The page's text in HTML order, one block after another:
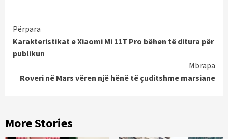
Continue
Reading
Përpara
Karakteristikat e Xiaomi Mi 11T Pro bëhen të ditura për
publikun
Mbrapa
Roveri në Mars vëren një hënë të çuditshme marsiane
More Stories